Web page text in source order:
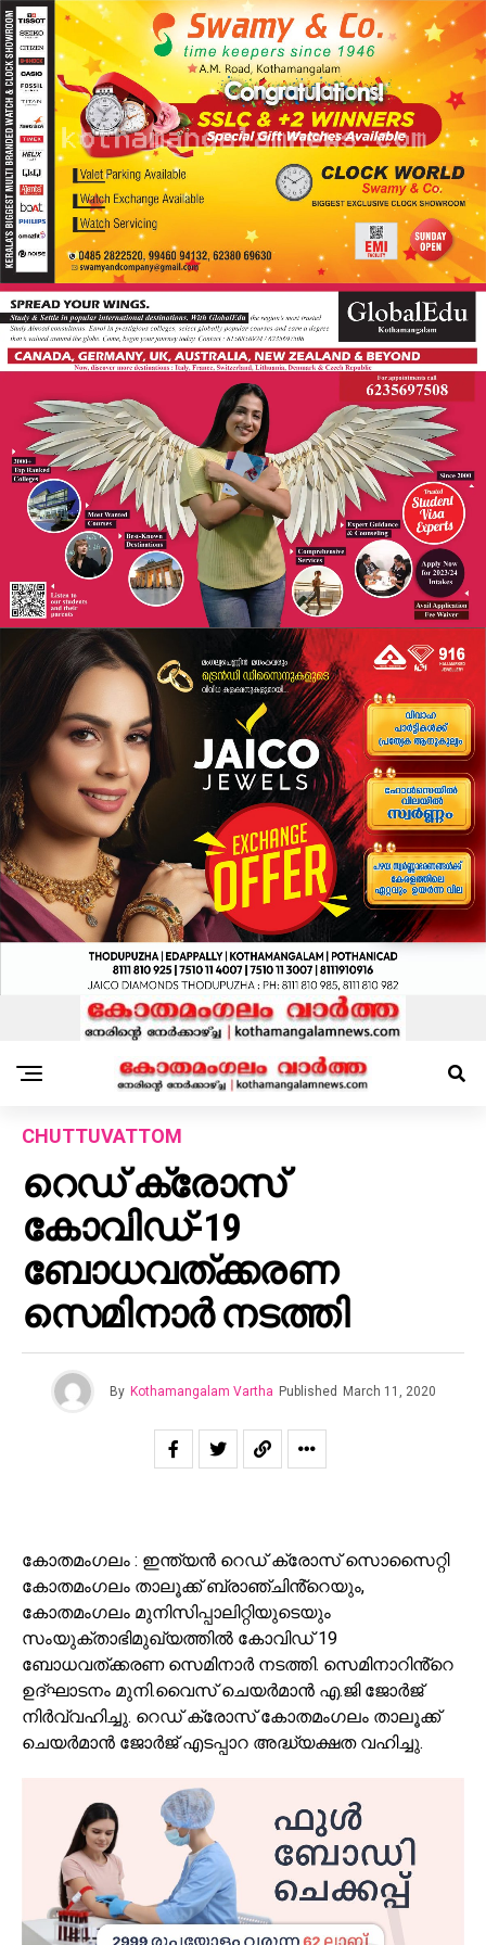
CHUTTUVATTOM
റെഡ് ക്രോസ്
കോവിഡ്-19
ബോധവത്ക്കരണ
സെമിനാർ നടത്തി
By Kothamangalam Vartha Published March 11, 2020
കോതമംഗലം : ഇന്ത്യൻ റെഡ് ക്രോസ് സൊസൈറ്റി
കോതമംഗലം താലൂക്ക് ബ്രാഞ്ചിൻ്റെയും,
കോതമംഗലം മുനിസിപ്പാലിറ്റിയുടെയും
സംയുക്താഭിമുഖ്യത്തിൽ കോവിഡ് 19
ബോധവത്ക്കരണ സെമിനാർ നടത്തി. സെമിനാറിൻ്റെ
ഉദ്ഘാടനം മുനി.വൈസ് ചെയർമാൻ എ.ജി ജോർജ്
നിർവ്വഹിച്ചു. റെഡ് ക്രോസ് കോതമംഗലം താലൂക്ക്
ചെയർമാൻ ജോർജ് എടപ്പാറ അദ്ധ്യക്ഷത വഹിച്ചു.